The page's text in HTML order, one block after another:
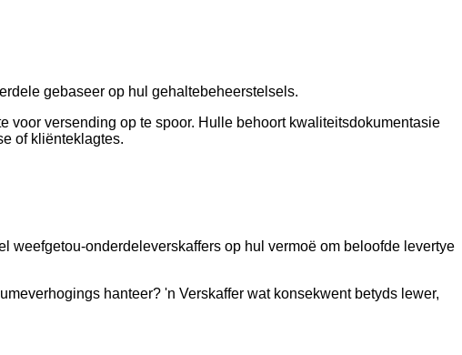
gebaseer op hul gehaltebeheerstelsels.
versending op te spoor. Hulle behoort kwaliteitsdokumentasie
of kliënteklagtes.
onderdeleverskaffers op hul vermoë om beloofde levertye
hanteer? 'n Verskaffer wat konsekwent betyds lewer,